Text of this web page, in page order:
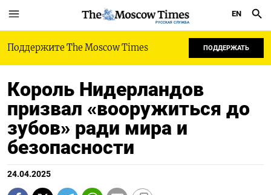
РУССКАЯ СЛУЖБА
EN
Поддержите The Moscow Times ПОДДЕРЖАТЬ
Король Нидерландов
призвал «вооружиться до
зубов» ради мира и
безопасности
24.04.2025